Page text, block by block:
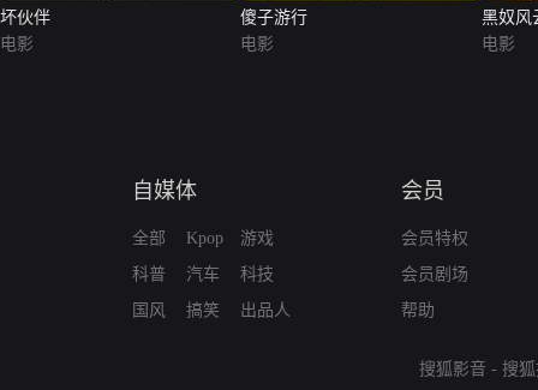
坏伙伴
电影
傻子游行
电影
黑奴风
电影
自媒体
全部
科普
国风
Kpop
汽车
搞笑
游戏
科技
出品人
会员
会员特权
会员剧场
帮助
搜狐影音 - 搜